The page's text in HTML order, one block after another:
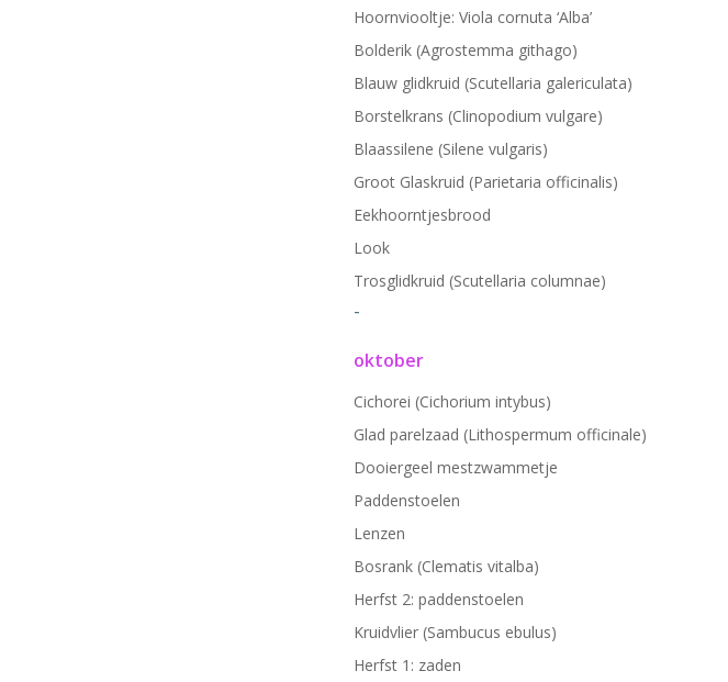
Hoornviooltje: Viola cornuta ‘Alba’
Bolderik (Agrostemma githago)
Blauw glidkruid (Scutellaria galericulata)
Borstelkrans (Clinopodium vulgare)
Blaassilene (Silene vulgaris)
Groot Glaskruid (Parietaria officinalis)
Eekhoorntjesbrood
Look
Trosglidkruid (Scutellaria columnae)
-
oktober
Cichorei (Cichorium intybus)
Glad parelzaad (Lithospermum officinale)
Dooiergeel mestzwammetje
Paddenstoelen
Lenzen
Bosrank (Clematis vitalba)
Herfst 2: paddenstoelen
Kruidvlier (Sambucus ebulus)
Herfst 1: zaden